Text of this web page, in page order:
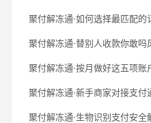
聚付解冻通·如何选择最匹配的
聚付解冻通·替别人收款你敢吗
聚付解冻通·按月做好这五项账
聚付解冻通·新手商家对接支付
聚付解冻通·生物识别支付安